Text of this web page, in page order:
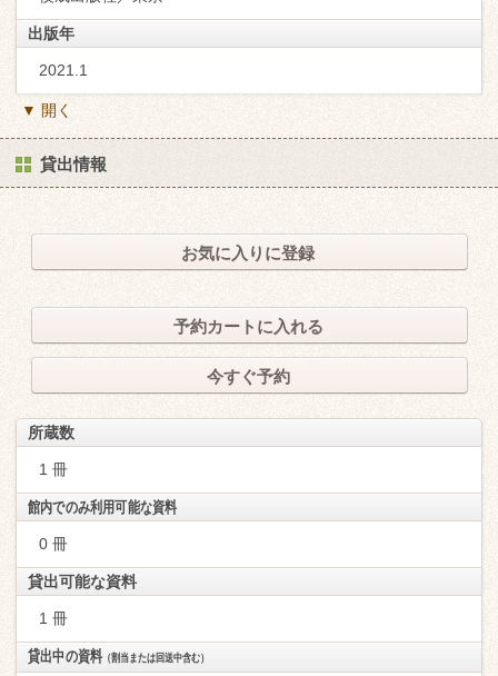
出版年
2021.1
▼ 開く
貸出情報
お気に入りに登録
予約カートに入れる
今すぐ予約
所蔵数
1 冊
館内でのみ利用可能な資料
0 冊
貸出可能な資料
1 冊
貸出中の資料（割当または回送中含む）